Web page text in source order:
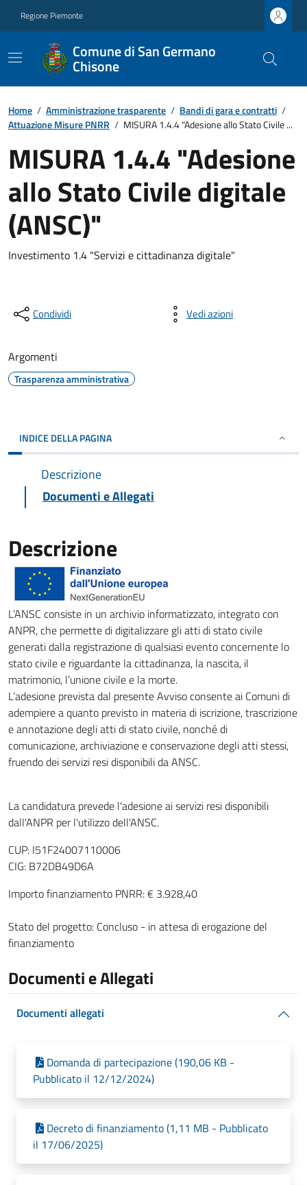
Regione Piemonte
Comune di San Germano
Chisone
Home / Amministrazione trasparente / Bandi di gara e contratti /
Attuazione Misure PNRR / MISURA 1.4.4 "Adesione allo Stato Civile ...
MISURA 1.4.4 "Adesione
allo Stato Civile digitale
(ANSC)"
Investimento 1.4 "Servizi e cittadinanza digitale"
Condividi Vedi azioni
Argomenti
Trasparenza amministrativa
INDICE DELLA PAGINA
Descrizione
Documenti e Allegati
Descrizione
L’ANSC consiste in un archivio informatizzato, integrato con
ANPR, che permette di digitalizzare gli atti di stato civile
generati dalla registrazione di qualsiasi evento concernente lo
stato civile e riguardante la cittadinanza, la nascita, il
matrimonio, l’unione civile e la morte.
L’adesione prevista dal presente Avviso consente ai Comuni di
adempiere a quanto previsto in materia di iscrizione, trascrizione
e annotazione degli atti di stato civile, nonché di
comunicazione, archiviazione e conservazione degli atti stessi,
fruendo dei servizi resi disponibili da ANSC.
La candidatura prevede l'adesione ai servizi resi disponibili
dall'ANPR per l'utilizzo dell'ANSC.
CUP: I51F24007110006
CIG: B72DB49D6A
Importo finanziamento PNRR: € 3.928,40
Stato del progetto: Concluso - in attesa di erogazione del
finanziamento
Documenti e Allegati
Documenti allegati
Domanda di partecipazione (190,06 KB -
Pubblicato il 12/12/2024)
Decreto di finanziamento (1,11 MB - Pubblicato
il 17/06/2025)